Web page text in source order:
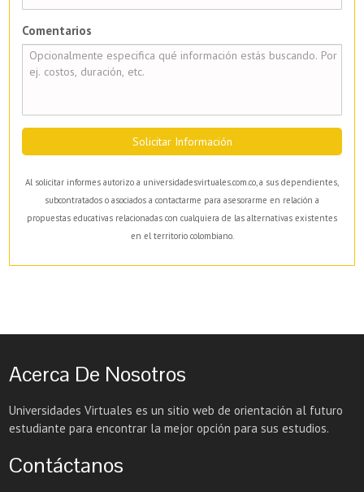
Comentarios
Solicitar Información
Al solicitar informes autorizo a universidadesvirtuales.com.co, a sus dependientes,
subcontratados o asociados a contactarme para asesorarme en relación a
propuestas educativas relacionadas con cualquiera de las alternativas existentes
en el territorio colombiano.
Acerca De Nosotros
Universidades Virtuales es un sitio web de orientación al futuro
estudiante para encontrar la mejor opción para sus estudios.
Contáctanos